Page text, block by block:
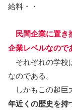
給料・・
民間企業に置き
企業レベルなので
それぞれの学校
なのである。
しかもこの超巨
年近くの歴史を持